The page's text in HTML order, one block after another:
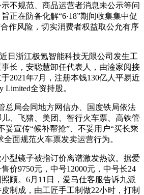
不规范、商品运营者消息未公示等问
正在防备化解“6·18”期间收集集中促
作风险，切实消费者权益取公允有序
浙江极氪智能科技无限公司发生工
长，安聪慧卸任代表人，由淦家阅接
2021年7月，注册本钱130亿人平易近
Limited全资持股。
局会同地方网信办、国度铁局依法
、飞猪、美团、智行火车票、高铁管
妥宣传“候补帮抢”、不妥用户“买长乘
全面规范火车票发卖运营行为。
镜子被指订价离谱激发热议。据爱
价9750元，中号12000元，中号长24
顾。6月11日，爱马仕客服告诉九派
制成，由工匠手工制做22小时，打制